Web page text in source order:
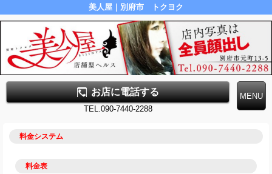
美人屋｜別府市 トクヨク
お店に電話する
TEL.090-7440-2288
料金システム
料金表